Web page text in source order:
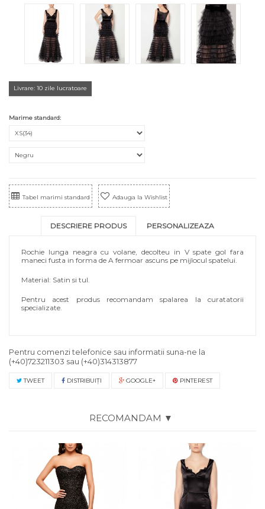
Livrare: 10 zile lucratoare
Marime standard:
Tabel marimi standard Adauga la Wishlist
DESCRIERE PRODUS PERSONALIZEAZA
Rochie lunga neagra cu volane, decolteu in V spate gol fara
maneci fusta in forma de A fermoar ascuns pe mijlocul spatelui.
Material: Satin si tul.
Pentru acest produs recomandam spalarea la curatatorii
specializate.
Pentru comenzi telefonice sau informatii suna-ne la
(+40)723211303 sau (+40)314313877
TWEET DISTRIBUIŢI GOOGLE+ PINTEREST
RECOMANDAM ▼